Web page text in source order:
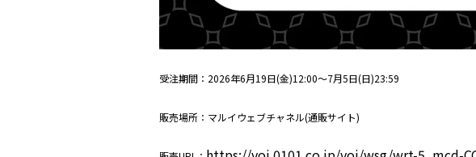
受注期間：2026年6月19日(金)12:00～7月5日(日)23:59
販売場所：マルイウェブチャネル(通販サイト)